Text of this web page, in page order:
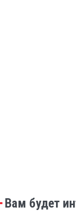
Вам будет